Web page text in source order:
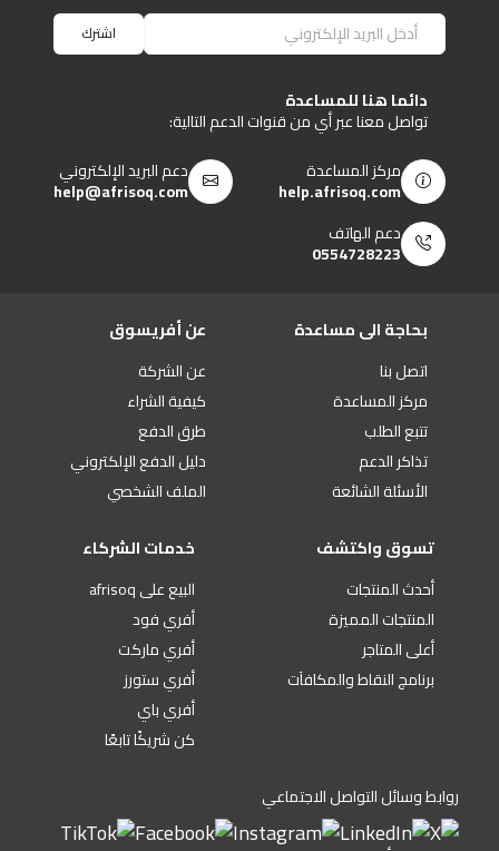
اشترك
دائما هنا للمساعدة
تواصل معنا عبر أي من قنوات الدعم التالية:
مركز المساعدة
help.afrisoq.com
دعم البريد الإلكتروني
help@afrisoq.com
دعم الهاتف
0554728223
بحاجة الى مساعدة
اتصل بنا
مركز المساعدة
تتبع الطلب
تذاكر الدعم
الأسئلة الشائعة
عن أفريسوق
عن الشركة
كيفية الشراء
طرق الدفع
دليل الدفع الإلكتروني
الملف الشخصي
تسوق واكتشف
أحدث المنتجات
المنتجات المميزة
أعلى المتاجر
برنامج النقاط والمكافآت
خدمات الشركاء
البيع على afrisoq
أفري فود
أفري ماركت
أفري ستورز
أفري باي
كن شريكًا تابعًا
روابط وسائل التواصل الاجتماعي